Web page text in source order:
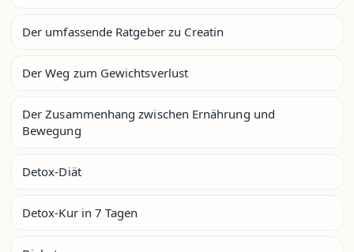
Der umfassende Ratgeber zu Creatin
Der Weg zum Gewichtsverlust
Der Zusammenhang zwischen Ernährung und
Bewegung
Detox-Diät
Detox-Kur in 7 Tagen